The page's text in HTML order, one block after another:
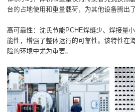
台的占地使用和重量载荷，为其他设备腾出
高可靠性：沈氏节能PCHE焊缝少、焊接量
能性，增强了整体运行的可靠性。该特性在
险的环境中尤为重要。